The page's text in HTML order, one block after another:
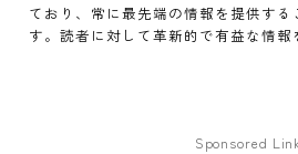
ており、常に最先端の情報を提供する
す。読者に対して革新的で有益な情報
Sponsored